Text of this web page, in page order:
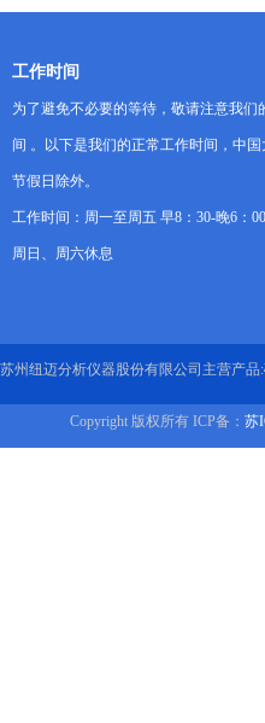
工作时间
为了避免不必要的等待，敬请注意我们
间 。以下是我们的正常工作时间，中国
节假日除外。
工作时间：周一至周五 早8：30-晚6：00
周日、周六休息
苏州纽迈分析仪器股份有限公司主营产
Copyright 版权所有 ICP备： 苏